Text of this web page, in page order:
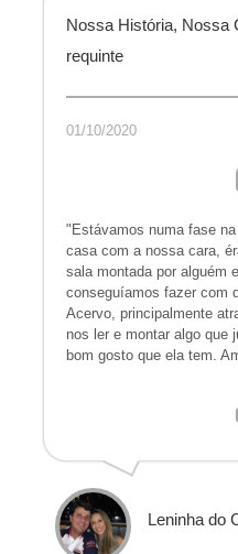
Nossa História, Nossa
requinte
01/10/2020
"Estávamos numa fase
casa com a nossa cara,
sala montada por alguém
conseguíamos fazer com
Acervo, principalmente
nos ler e montar algo que
bom gosto que ela tem.
Leninha do